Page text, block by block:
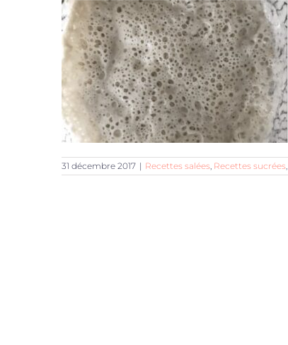
31 décembre 2017 | Recettes salées, Recettes sucrées,